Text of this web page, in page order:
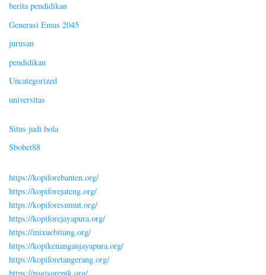
berita pendidikan
Generasi Emas 2045
jurusan
pendidikan
Uncategorized
universitas
Situs judi bola
Sbobet88
https://kopiforebanten.org/
https://kopiforejateng.org/
https://kopiforesumut.org/
https://kopiforejayapura.org/
https://mixuebitung.org/
https://kopikenanganjayapura.org/
https://kopiforetangerang.org/